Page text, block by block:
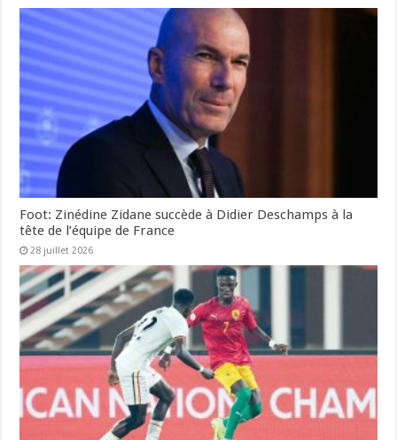
Foot: Zinédine Zidane succède à Didier Deschamps à la
tête de l’équipe de France
28 juillet 2026